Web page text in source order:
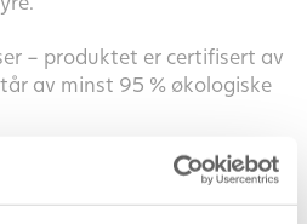
– produktet er certifisert av
av minst 95 % økologiske